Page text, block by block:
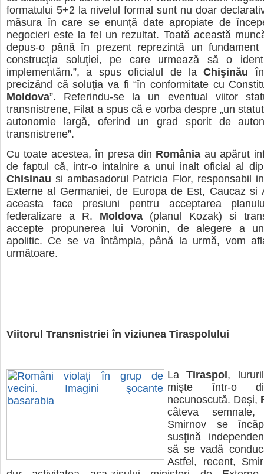
formatului 5+2 la nivelul formal sunt nu doar
măsura în care se enunţă date apropiate de
negocieri este la fel un rezultat. Toată această
depus-o până în prezent reprezintă un fundament
construcţia soluţiei, pe care urmează să o
implementăm.”, a spus oficialul de laChişinău
precizând că soluţia va fi “în conformitate cu
Moldova”. Referindu-se la un eventual viitor
transnistrene, Filat a spus că e vorba despre „un
autonomie largă, oferind un grad sporit de
transnistrene”.
Cu toate acestea, în presa din România au apărut
de faptul că, intr-o intalnire a unui inalt oficial al
Chisinau si ambasadorul Patricia Flor, responsabil
Externe al Germaniei, de Europa de Est, Caucaz si
aceasta face presiuni pentru acceptarea
federalizare a R. Moldova (planul Kozak) si
accepte propunerea lui Voronin, de alegere a
apolitic. Ce se va întâmpla, până la urmă, vom
următoare.
Viitorul Transnistriei în viziunea Tiraspolului
LaTiraspol,
mişte într-o
necunoscută. Deşi,
câteva
Smirnov se
susţină
să se vadă
Astfel, recent,